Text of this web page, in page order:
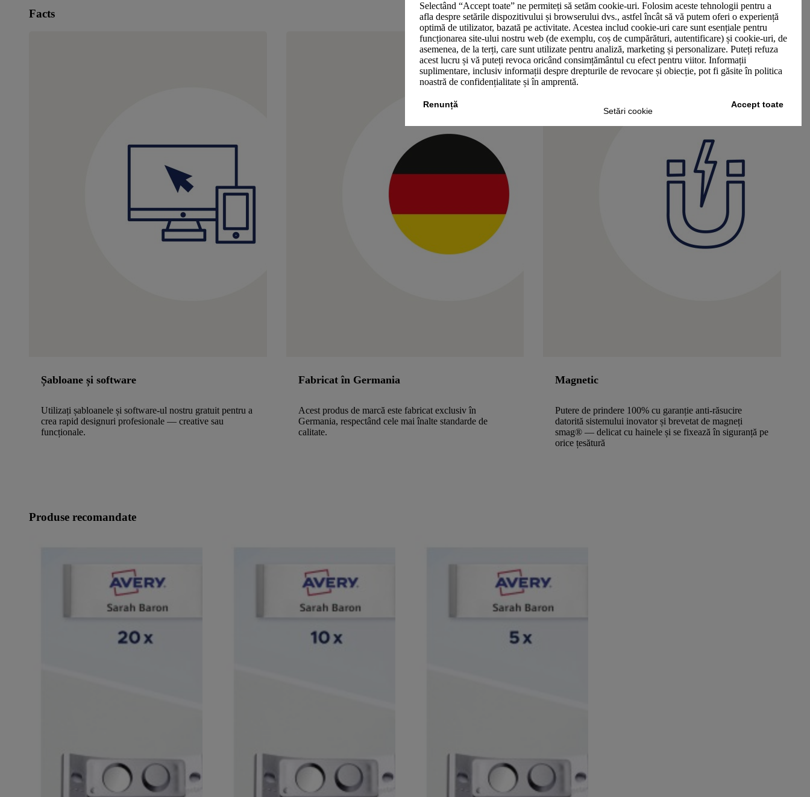
Selectând “Accept toate” ne permiteți să setăm cookie-uri. Folosim aceste tehnologii pentru a
afla despre setările dispozitivului și browserului dvs., astfel încât să vă putem oferi o experiență
optimă de utilizator, bazată pe activitate. Acestea includ cookie-uri care sunt esențiale pentru
funcționarea site-ului nostru web (de exemplu, coș de cumpărături, autentificare) și cookie-uri, de
asemenea, de la terți, care sunt utilizate pentru analiză, marketing și personalizare. Puteți refuza
acest lucru și vă puteți revoca oricând consimțământul cu efect pentru viitor. Informații
suplimentare, inclusiv informații despre drepturile de revocare și obiecție, pot fi găsite în politica
noastră de confidențialitate și în amprentă.
Setări cookie
Renunță Accept toate
Facts
Șabloane și software
Utilizați șabloanele și software-ul nostru gratuit pentru a
crea rapid designuri profesionale — creative sau
funcționale.
Fabricat în Germania
Acest produs de marcă este fabricat exclusiv în
Germania, respectând cele mai înalte standarde de
calitate.
Magnetic
Putere de prindere 100% cu garanție anti-răsucire
datorită sistemului inovator și brevetat de magneți
smag® — delicat cu hainele și se fixează în siguranță pe
orice țesătură
Produse recomandate